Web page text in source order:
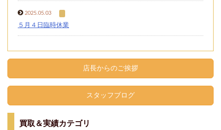
2025.05.03
５月４日臨時休業
店長からのご挨拶
スタッフブログ
買取＆実績カテゴリ